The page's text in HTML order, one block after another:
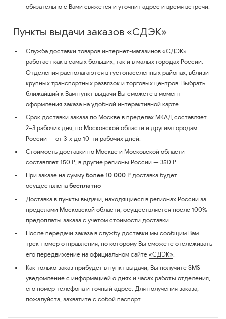
обязательно с Вами свяжется и уточнит адрес и время встречи.
Пункты выдачи заказов «СДЭК»
Служба доставки товаров интернет-магазинов «СДЭК»
работает как в самых больших, так и в малых городах России.
Отделения располагаются в густонаселенных районах, вблизи
крупных транспортных развязок и торговых центров. Выбрать
ближайший к Вам пункт выдачи Вы сможете в момент
оформления заказа на удобной интерактивной карте.
Срок доставки заказа по Москве в пределах МКАД составляет
2–3 рабочих дня, по Московской области и другим городам
России — от 3-х до 10-ти рабочих дней.
Стоимость доставки по Москве и Московской области
составляет 150 ₽, в другие регионы России — 350 ₽.
При заказе на сумму более 10 000 ₽ доставка будет
осуществлена бесплатно
Доставка в пункты выдачи, находящиеся в регионах России за
пределами Московской области, осуществляется после 100%
предоплаты заказа с учётом стоимости доставки.
После передачи заказа в службу доставки мы сообщим Вам
трек-номер отправления, по которому Вы сможете отслеживать
его передвижение на официальном сайте «СДЭК».
Как только заказ прибудет в пункт выдачи, Вы получите SMS-
уведомление с информацией о днях и часах работы отделения,
его номер телефона и точный адрес. Для получения заказа,
пожалуйста, захватите с собой паспорт.